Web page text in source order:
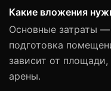
Какие вложения
Основные затраты —
подготовка
зависит от
арены.